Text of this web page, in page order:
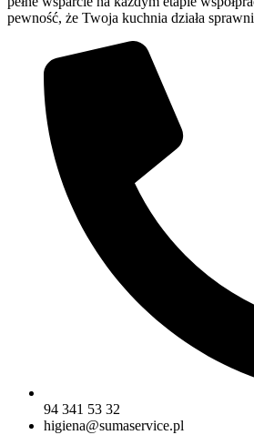
pewność, że Twoja kuchnia działa
94 341 53 32
higiena@sumaservice.pl